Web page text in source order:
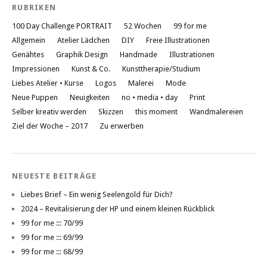
anzeigen
RUBRIKEN
100 Day Challenge PORTRAIT 52 Wochen
99 for me
Allgemein
Atelier Lädchen DIY
Freie Illustrationen
Genähtes
Graphik Design Handmade
Illustrationen
Impressionen
Kunst & Co.
Kunsttherapie/Studium
Liebes Atelier • Kurse
Logos Malerei
Mode
Neue Puppen
Neuigkeiten no • media • day
Print
Selber kreativ werden
Skizzen this moment
Wandmalereien
Ziel der Woche – 2017
Zu erwerben
NEUESTE BEITRÄGE
Liebes Brief – Ein wenig Seelengold für Dich?
2024 – Revitalisierung der HP und einem kleinen Rückblick
99 for me ::: 70/99
99 for me ::: 69/99
99 for me ::: 68/99